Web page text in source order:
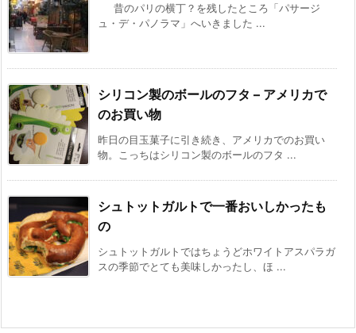
昔のパリの横丁？を残したところ「パサージ
ュ・デ・パノラマ」へいきました ...
シリコン製のボールのフタ – アメリカで
のお買い物
昨日の目玉菓子に引き続き、アメリカでのお買い
物。こっちはシリコン製のボールのフタ ...
シュトットガルトで一番おいしかったも
の
シュトットガルトではちょうどホワイトアスパラガ
スの季節でとても美味しかったし、ほ ...